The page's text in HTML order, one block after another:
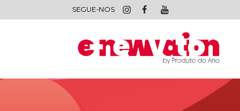
SEGUE-NOS